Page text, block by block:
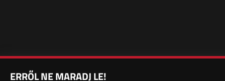
ERRŐL NE MARADJ LE!